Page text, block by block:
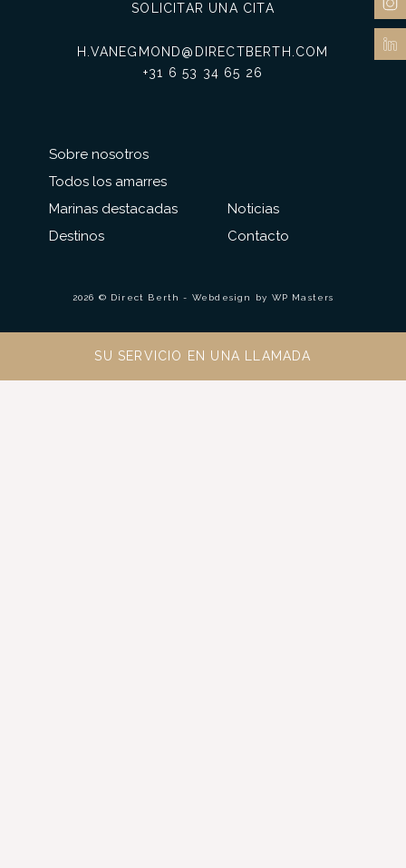
Sobre nosotros
Todos los amarres
Marinas destacadas
Destinos
SOLICITAR UNA CITA
H.VANEGMOND@DIRECTBERTH.COM
+31 6 53 34 65 26
Noticias
Contacto
2026 © Direct Berth - Webdesign by WP Masters
SU SERVICIO EN UNA LLAMADA